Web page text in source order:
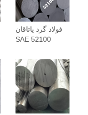
فولاد گرد یاتاقان
SAE 52100